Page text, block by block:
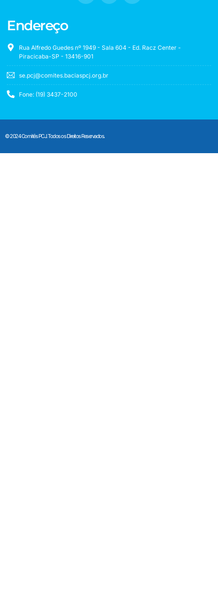
Endereço
Rua Alfredo Guedes nº 1949 - Sala 604 - Ed. Racz Center -
Piracicaba-SP - 13416-901
se.pcj@comites.baciaspcj.org.br
Fone: (19) 3437-2100
© 2024 Comitês PCJ. Todos os Direitos Reservados.